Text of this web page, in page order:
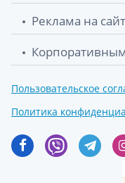
Реклама на
Пользовательское
Политика